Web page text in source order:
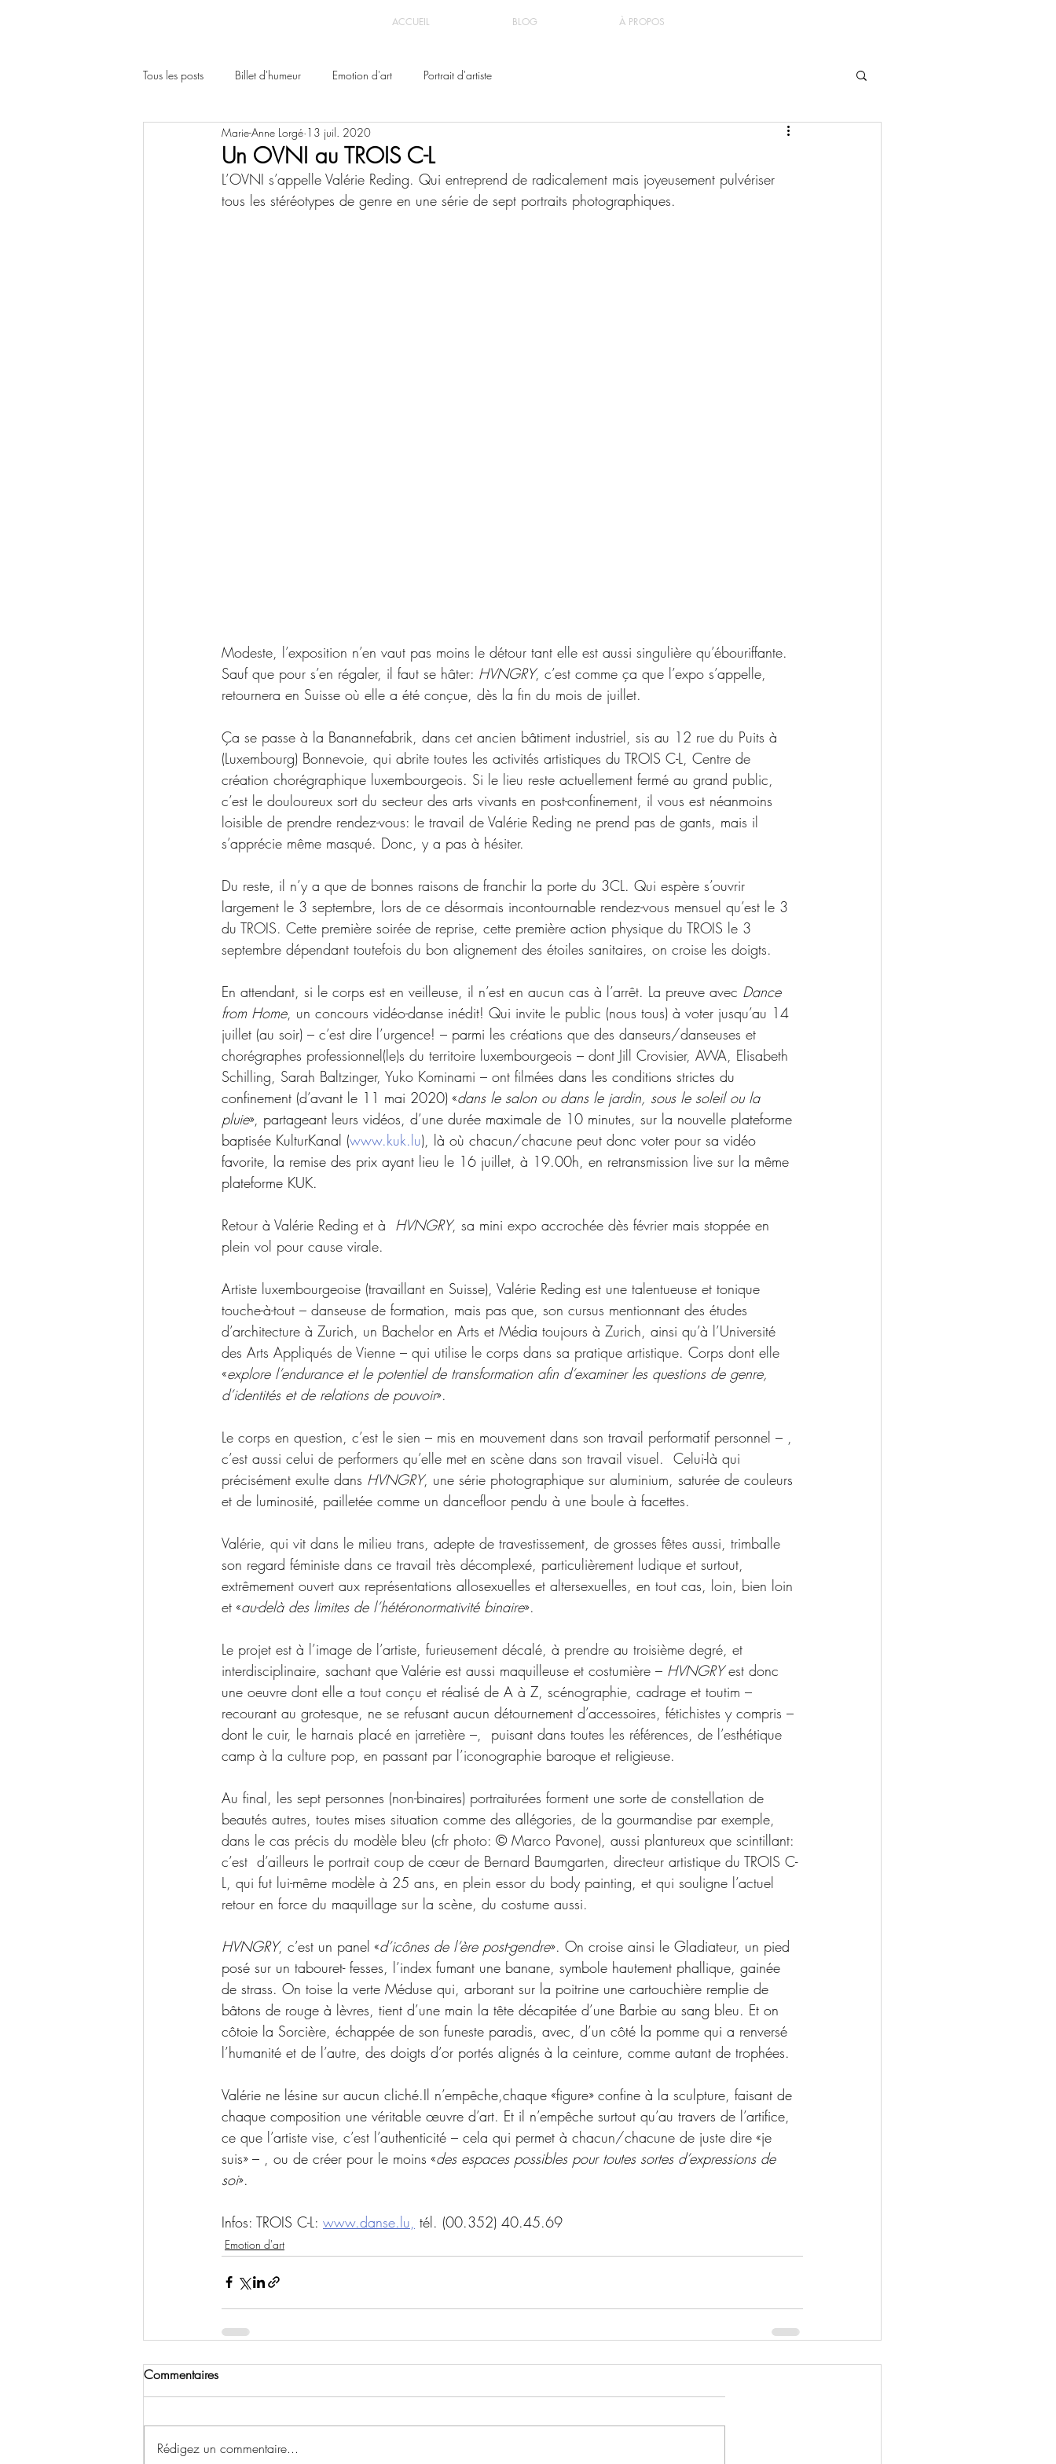
ACCUEIL BLOG À PROPOS
Tous les posts Billet d'humeur Emotion d'art Portrait d'artiste
Un OVNI au TROIS C-L
Marie-Anne Lorgé 13 juil. 2020
L’OVNI s’appelle Valérie Reding. Qui entreprend de radicalement mais joyeusement pulvériser
tous les stéréotypes de genre en une série de sept portraits photographiques.
Modeste, l’exposition n’en vaut pas moins le détour tant elle est aussi singulière qu’ébouriffante.
Sauf que pour s’en régaler, il faut se hâter: HVNGRY, c’est comme ça que l’expo s’appelle,
retournera en Suisse où elle a été conçue, dès la fin du mois de juillet.
Ça se passe à la Banannefabrik, dans cet ancien bâtiment industriel, sis au 12 rue du Puits à
(Luxembourg) Bonnevoie, qui abrite toutes les activités artistiques du TROIS C-L, Centre de
création chorégraphique luxembourgeois. Si le lieu reste actuellement fermé au grand public,
c’est le douloureux sort du secteur des arts vivants en post-confinement, il vous est néanmoins
loisible de prendre rendez-vous: le travail de Valérie Reding ne prend pas de gants, mais il
s’apprécie même masqué. Donc, y a pas à hésiter.
Du reste, il n’y a que de bonnes raisons de franchir la porte du 3CL. Qui espère s’ouvrir
largement le 3 septembre, lors de ce désormais incontournable rendez-vous mensuel qu’est le 3
du TROIS. Cette première soirée de reprise, cette première action physique du TROIS le 3
septembre dépendant toutefois du bon alignement des étoiles sanitaires, on croise les doigts.
En attendant, si le corps est en veilleuse, il n’est en aucun cas à l’arrêt. La preuve avec Dance
from Home, un concours vidéo-danse inédit! Qui invite le public (nous tous) à voter jusqu’au 14
juillet (au soir) – c’est dire l’urgence! – parmi les créations que des danseurs/danseuses et
chorégraphes professionnel(le)s du territoire luxembourgeois – dont Jill Crovisier, AWA, Elisabeth
Schilling, Sarah Baltzinger, Yuko Kominami – ont filmées dans les conditions strictes du
confinement (d’avant le 11 mai 2020) «dans le salon ou dans le jardin, sous le soleil ou la
pluie», partageant leurs vidéos, d’une durée maximale de 10 minutes, sur la nouvelle plateforme
baptisée KulturKanal (www.kuk.lu), là où chacun/chacune peut donc voter pour sa vidéo
favorite, la remise des prix ayant lieu le 16 juillet, à 19.00h, en retransmission live sur la même
plateforme KUK.
Retour à Valérie Reding et à HVNGRY, sa mini expo accrochée dès février mais stoppée en
plein vol pour cause virale.
Artiste luxembourgeoise (travaillant en Suisse), Valérie Reding est une talentueuse et tonique
touche-à-tout – danseuse de formation, mais pas que, son cursus mentionnant des études
d’architecture à Zurich, un Bachelor en Arts et Média toujours à Zurich, ainsi qu’à l’Université
des Arts Appliqués de Vienne – qui utilise le corps dans sa pratique artistique. Corps dont elle
«explore l’endurance et le potentiel de transformation afin d’examiner les questions de genre,
d’identités et de relations de pouvoir».
Le corps en question, c’est le sien – mis en mouvement dans son travail performatif personnel – ,
c’est aussi celui de performers qu’elle met en scène dans son travail visuel.  Celui-là qui
précisément exulte dans HVNGRY, une série photographique sur aluminium, saturée de couleurs
et de luminosité, pailletée comme un dancefloor pendu à une boule à facettes.
Valérie, qui vit dans le milieu trans, adepte de travestissement, de grosses fêtes aussi, trimballe
son regard féministe dans ce travail très décomplexé, particulièrement ludique et surtout,
extrêmement ouvert aux représentations allosexuelles et altersexuelles, en tout cas, loin, bien loin
et «au-delà des limites de l’hétéronormativité binaire».
Le projet est à l’image de l’artiste, furieusement décalé, à prendre au troisième degré, et
interdisciplinaire, sachant que Valérie est aussi maquilleuse et costumière – HVNGRY est donc
une oeuvre dont elle a tout conçu et réalisé de A à Z, scénographie, cadrage et toutim –
recourant au grotesque, ne se refusant aucun détournement d’accessoires, fétichistes y compris –
dont le cuir, le harnais placé en jarretière –,  puisant dans toutes les références, de l’esthétique
camp à la culture pop, en passant par l’iconographie baroque et religieuse.
Au final, les sept personnes (non-binaires) portraiturées forment une sorte de constellation de
beautés autres, toutes mises situation comme des allégories, de la gourmandise par exemple,
dans le cas précis du modèle bleu (cfr photo: © Marco Pavone), aussi plantureux que scintillant:
c’est  d’ailleurs le portrait coup de cœur de Bernard Baumgarten, directeur artistique du TROIS C-
L, qui fut lui-même modèle à 25 ans, en plein essor du body painting, et qui souligne l’actuel
retour en force du maquillage sur la scène, du costume aussi.
HVNGRY, c’est un panel «d’icônes de l’ère post-gendre». On croise ainsi le Gladiateur, un pied
posé sur un tabouret- fesses, l’index fumant une banane, symbole hautement phallique, gainée
de strass. On toise la verte Méduse qui, arborant sur la poitrine une cartouchière remplie de
bâtons de rouge à lèvres, tient d’une main la tête décapitée d’une Barbie au sang bleu. Et on
côtoie la Sorcière, échappée de son funeste paradis, avec, d’un côté la pomme qui a renversé
l’humanité et de l’autre, des doigts d’or portés alignés à la ceinture, comme autant de trophées.
Valérie ne lésine sur aucun cliché.Il n’empêche,chaque «figure» confine à la sculpture, faisant de
chaque composition une véritable œuvre d’art. Et il n’empêche surtout qu’au travers de l’artifice,
ce que l’artiste vise, c’est l’authenticité – cela qui permet à chacun/chacune de juste dire «je
suis» – , ou de créer pour le moins «des espaces possibles pour toutes sortes d’expressions de
soi».
Infos: TROIS C-L: www.danse.lu, tél. (00.352) 40.45.69
Emotion d'art
Commentaires
Rédigez un commentaire...